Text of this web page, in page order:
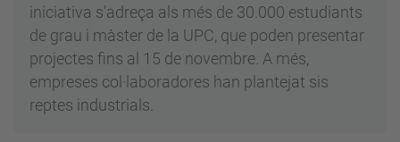
iniciativa s’adreça als més de 30.000 estudiants
de grau i màster de la UPC, que poden presentar
projectes fins al 15 de novembre. A més,
empreses col·laboradores han plantejat sis
reptes industrials.